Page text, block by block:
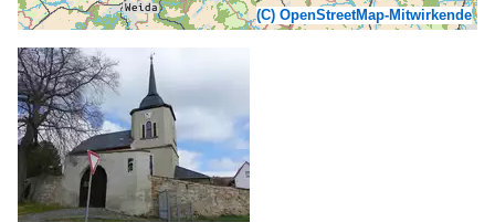
(C) OpenStreetMap-Mitwirkende